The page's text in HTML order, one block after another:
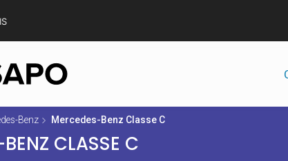
Benz Mercedes-Benz Classe C
CLASSE C